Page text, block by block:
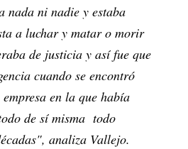
nada ni nadie y estaba
a luchar y matar o morir
de justicia y así fue que
cuando se encontró
en la que había
de sí misma todo
analiza Vallejo.